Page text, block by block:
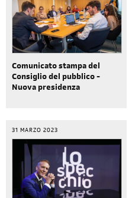
Comunicato stampa del
Consiglio del pubblico -
Nuova presidenza
31 MARZO 2023